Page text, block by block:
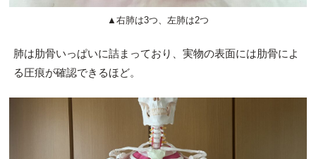
▲右肺は3つ、左肺は2つ
肺は肋骨いっぱいに詰まっており、実物の表面には肋骨によ
る圧痕が確認できるほど。